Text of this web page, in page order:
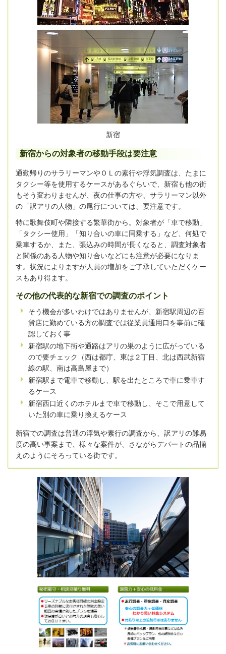
新宿
新宿からの対象者の移動手段は要注意
通勤帰りのサラリーマンやＯＬの素行や浮気調査は、たまに
タクシー等を使用するケースがあるぐらいで、新宿も他の街
もそう変わりませんが、夜の仕事の方や、サラリーマン以外
の「訳アリの人物」の尾行については、要注意です。
特に歌舞伎町や隣接する繁華街から。対象者が「車で移動」
「タクシー使用」「知り合いの車に同乗する」など、何処で
乗車するか、また、張込みの時間が長くなると、調査対象者
と関係のある人物や知り合いなどにも注意が必要になりま
す。状況によりますが人員の増加をご了承していただくケー
スもあり得ます。
その他の代表的な新宿での調査のポイント
そう機会が多いわけではありませんが、新宿駅周辺の百
貨店に勤めている方の調査では従業員通用口を事前に確
認しておく事
新宿駅の地下街や通路はアリの巣のように広がっている
ので要チェック（西は都庁、東は２丁目、北は西武新宿
線の駅、南は高島屋まで）
新宿駅まで電車で移動し、駅を出たところで車に乗車す
るケース
新宿西口近くのホテルまで車で移動し、そこで用意して
いた別の車に乗り換えるケース
新宿での調査は普通の浮気や素行の調査から、訳アリの難易
度の高い事案まで、様々な案件が、さながらデパートの品揃
えのようにそろっている街です。